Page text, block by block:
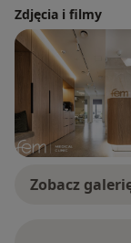
Zdjęcia i filmy
Zobacz